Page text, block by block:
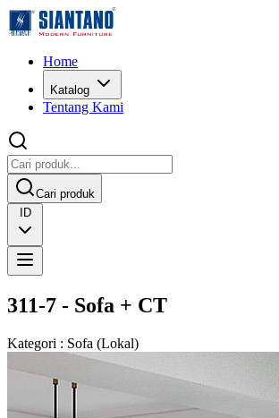
Home
Katalog
Tentang Kami
Cari produk
ID
311-7 - Sofa + CT
Kategori : Sofa (Lokal)